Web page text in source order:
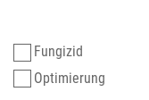
Fungizid
Optimierung